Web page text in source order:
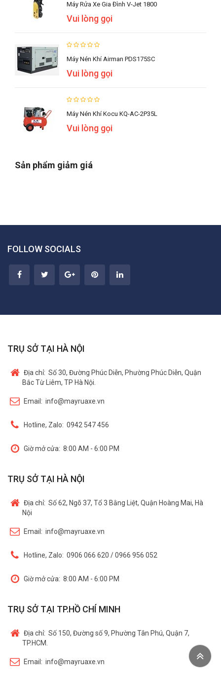
Máy Rửa Xe Gia Đình V-Jet 1800
Vui lòng gọi
Máy Nén Khí Airman PDS175SC
Vui lòng gọi
Máy Nén Khí Kocu KQ-AC-2P35L
Vui lòng gọi
Sản phẩm giảm giá
FOLLOW SOCIALS
TRỤ SỞ TẠI HÀ NỘI
Địa chỉ: Số 30, Đường Phúc Diễn, Phường Phúc Diễn, Quận
Bắc Từ Liêm, TP Hà Nội.
Email: info@mayruaxe.vn
Hotline, Zalo: 0942 547 456
Giờ mở cửa: 8:00 AM - 6:00 PM
TRỤ SỞ TẠI HÀ NỘI
Địa chỉ: Số 62, Ngõ 37, Tổ 3 Bằng Liệt, Quận Hoàng Mai, Hà
Nội
Email: info@mayruaxe.vn
Hotline, Zalo: 0906 066 620 / 0966 956 052
Giờ mở cửa: 8:00 AM - 6:00 PM
TRỤ SỞ TẠI TP.HỒ CHÍ MINH
Địa chỉ: Số 150, Đường số 9, Phường Tân Phú, Quận 7,
TP.HCM.
Email: info@mayruaxe.vn